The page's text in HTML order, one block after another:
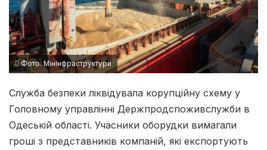
Фото: Мінінфраструктури
Служба безпеки ліквідувала корупційну схему у
Головному управлінні Держпродспоживслужби в
Одеській області. Учасники оборудки вимагали
гроші з представників компаній, які експортують